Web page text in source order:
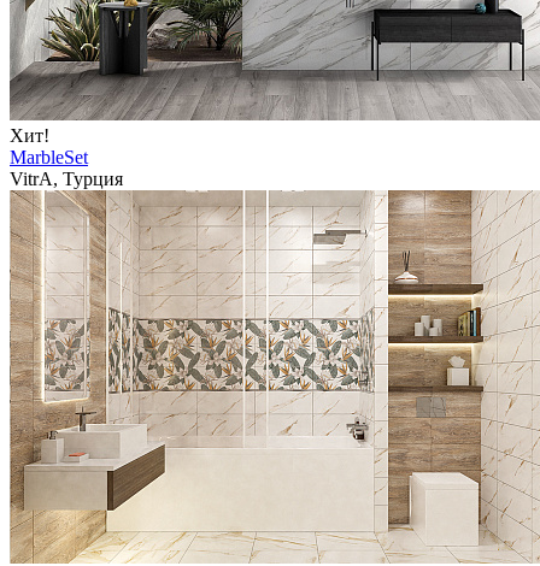
Хит!
MarbleSet
VitrA, Турция